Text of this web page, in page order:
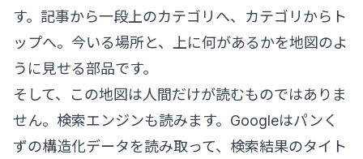
す。記事から一段上のカテゴリへ、カテゴリからト
ップへ。今いる場所と、上に何があるかを地図のよ
うに見せる部品です。
そして、この地図は人間だけが読むものではありま
せん。検索エンジンも読みます。Googleはパンく
ずの構造化データを読み取って、検索結果のタイト